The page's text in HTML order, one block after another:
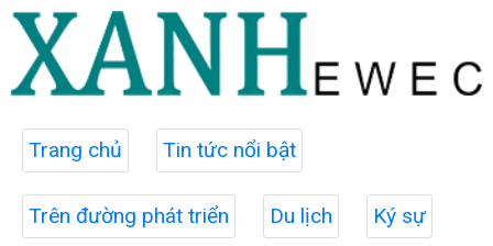
Trang chủ Tin tức nổi bật
Trên đường phát triển Du lịch Ký sự